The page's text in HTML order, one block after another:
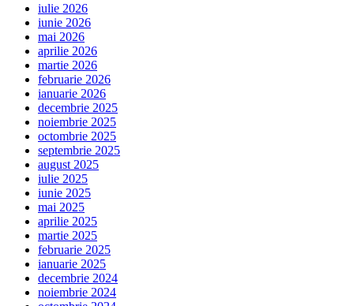
iulie 2026
iunie 2026
mai 2026
aprilie 2026
martie 2026
februarie 2026
ianuarie 2026
decembrie 2025
noiembrie 2025
octombrie 2025
septembrie 2025
august 2025
iulie 2025
iunie 2025
mai 2025
aprilie 2025
martie 2025
februarie 2025
ianuarie 2025
decembrie 2024
noiembrie 2024